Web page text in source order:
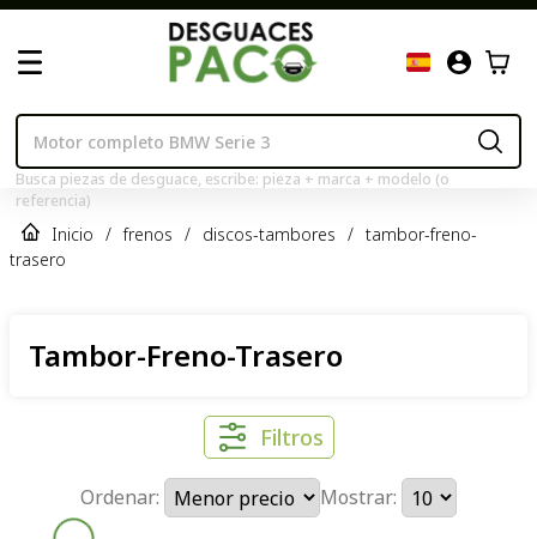
Busca piezas de desguace, escribe: pieza + marca + modelo (o
referencia)
Inicio / frenos / discos-tambores / tambor-freno-
trasero
Tambor-Freno-Trasero
Filtros
Ordenar: Mostrar: